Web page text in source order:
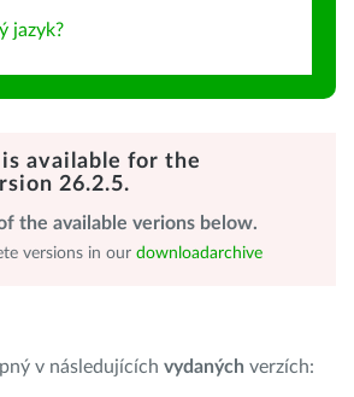
jazyk?
available for the
26.2.5.
the available verions below.
versions in our downloadarchive
v následujících vydaných verzích: